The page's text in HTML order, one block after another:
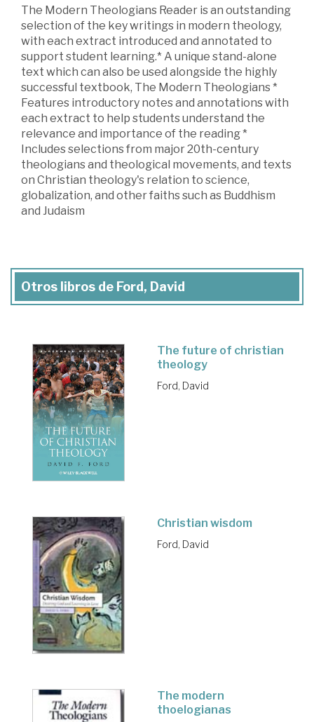
The Modern Theologians Reader is an outstanding
selection of the key writings in modern theology,
with each extract introduced and annotated to
support student learning.* A unique stand-alone
text which can also be used alongside the highly
successful textbook, The Modern Theologians *
Features introductory notes and annotations with
each extract to help students understand the
relevance and importance of the reading *
Includes selections from major 20th-century
theologians and theological movements, and texts
on Christian theology's relation to science,
globalization, and other faiths such as Buddhism
and Judaism
Otros libros de Ford, David
The future of christian
theology
Ford, David
Christian wisdom
Ford, David
The modern
thoelogianas